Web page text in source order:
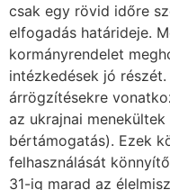
csak egy rövid időre
elfogadás határideje.
kormányrendelet
intézkedések jó
árrögzítésekre
az ukrajnai
bértámogatás). Ezek
felhasználását
31-ig marad az